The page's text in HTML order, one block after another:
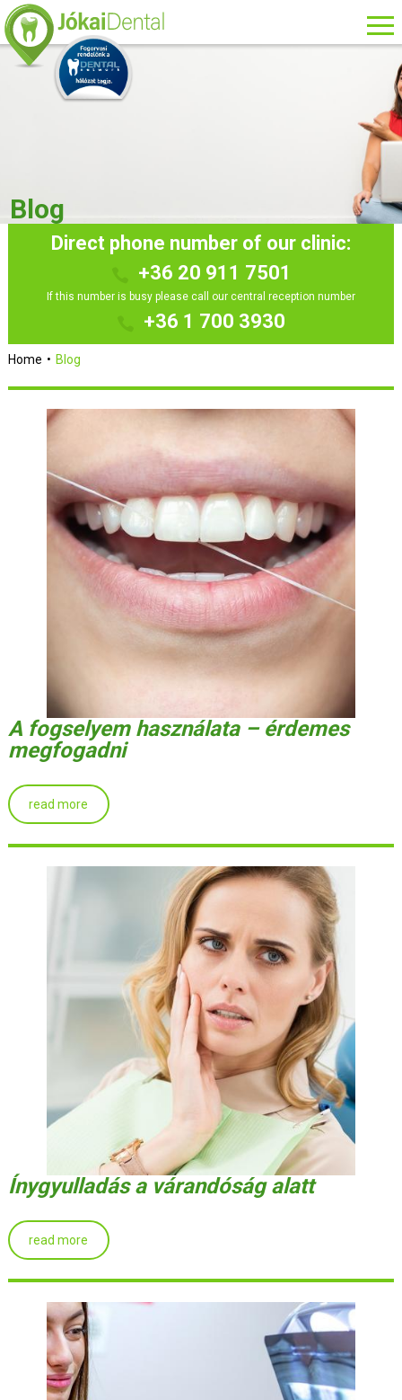
Blog
Direct phone number of our clinic:
+36 20 911 7501
If this number is busy please call our central reception number
+36 1 700 3930
Home Blog
A fogselyem használata – érdemes
megfogadni
read more
Ínygyulladás a várandóság alatt
read more